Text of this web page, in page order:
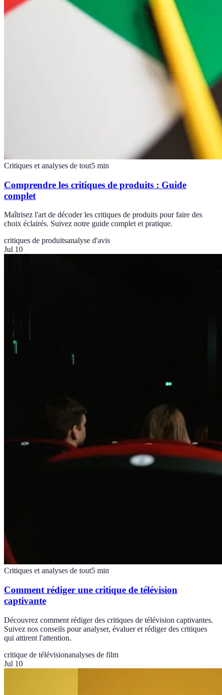
Critiques et analyses de tout5 min
Comprendre les critiques de produits : Guide
complet
Maîtrisez l'art de décoder les critiques de produits pour faire des
choix éclairés. Suivez notre guide complet et pratique.
critiques de produitsanalyse d'avis
Jul 10
Critiques et analyses de tout5 min
Comment rédiger une critique de télévision
captivante
Découvrez comment rédiger des critiques de télévision captivantes.
Suivez nos conseils pour analyser, évaluer et rédiger des critiques
qui attirent l'attention.
critique de télévisionanalyses de film
Jul 10